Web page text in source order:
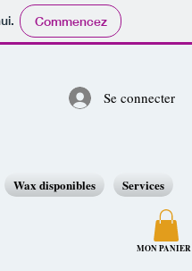
Commencez
Se connecter
Wax disponibles Services
MON PANIER